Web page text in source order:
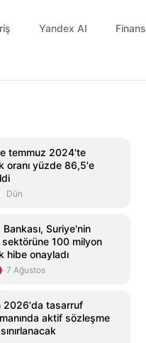
Yandex AI Finans
temmuz 2024'te
oranı yüzde 86,5'e
Dün
Bankası, Suriye'nin
100 milyon
hibe onayladı
7 Ağustos
2026'da tasarruf
aktif sözleşme